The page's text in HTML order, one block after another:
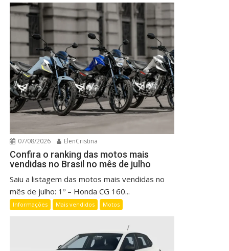
07/08/2026 ElenCristina
Confira o ranking das motos mais
vendidas no Brasil no mês de julho
Saiu a listagem das motos mais vendidas no
mês de julho: 1º – Honda CG 160...
Informações Mais vendidos Motos